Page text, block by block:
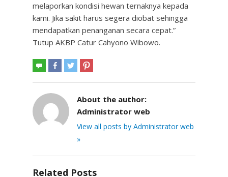
melaporkan kondisi hewan ternaknya kepada
kami. Jika sakit harus segera diobat sehingga
mendapatkan penanganan secara cepat.”
Tutup AKBP Catur Cahyono Wibowo.
About the author:
Administrator web
View all posts by Administrator web
»
Related Posts